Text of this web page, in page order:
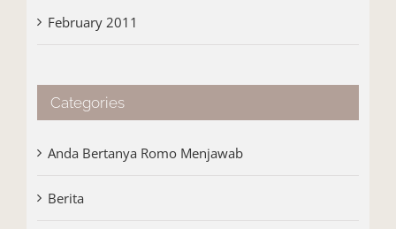
February 2011
Categories
Anda Bertanya Romo Menjawab
Berita